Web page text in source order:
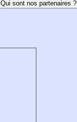
Qui sont nos partenaires ?